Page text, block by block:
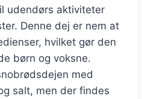
udendørs aktiviteter
Denne dej er nem at
hvilket gør den
børn og voksne.
med
salt, men der findes